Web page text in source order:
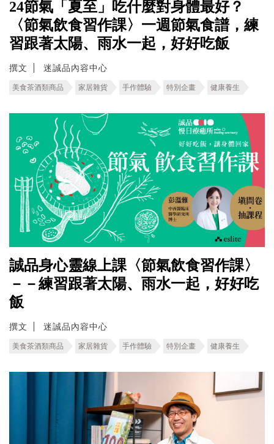
24節氣「夏至」吃什麼對身體最好？
〈節氣飲食習作課〉一週節氣食譜，練
習跟著太陽、雨水一起，好好吃飯
撰文 迷誠品內容中心
美食茶酒類商品 家居雜貨 手作體驗 特別企畫 健康養生
誠品身心靈線上課〈節氣飲食習作課〉
－－練習跟著太陽、雨水一起，好好吃
飯
撰文 迷誠品內容中心
美食茶酒類商品 家居雜貨 手作體驗 特別企畫 健康養生